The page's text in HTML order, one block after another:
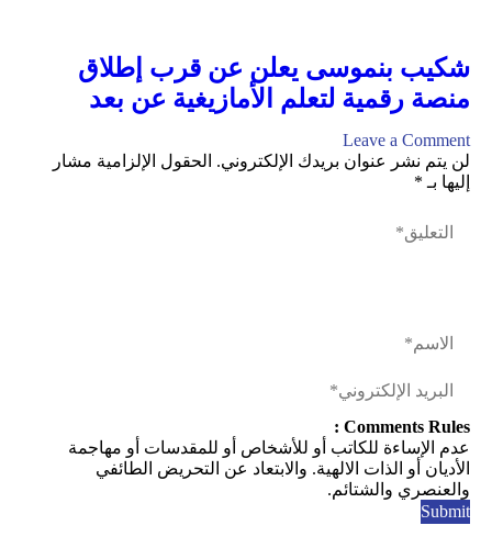
شكيب بنموسى يعلن عن قرب إطلاق
منصة رقمية لتعلم الأمازيغية عن بعد
Leave a Comment
لن يتم نشر عنوان بريدك الإلكتروني. الحقول الإلزامية مشار
إليها بـ *
Comments Rules :
عدم الإساءة للكاتب أو للأشخاص أو للمقدسات أو مهاجمة
الأديان أو الذات الالهية. والابتعاد عن التحريض الطائفي
والعنصري والشتائم.